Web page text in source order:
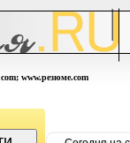
www.резюме.com